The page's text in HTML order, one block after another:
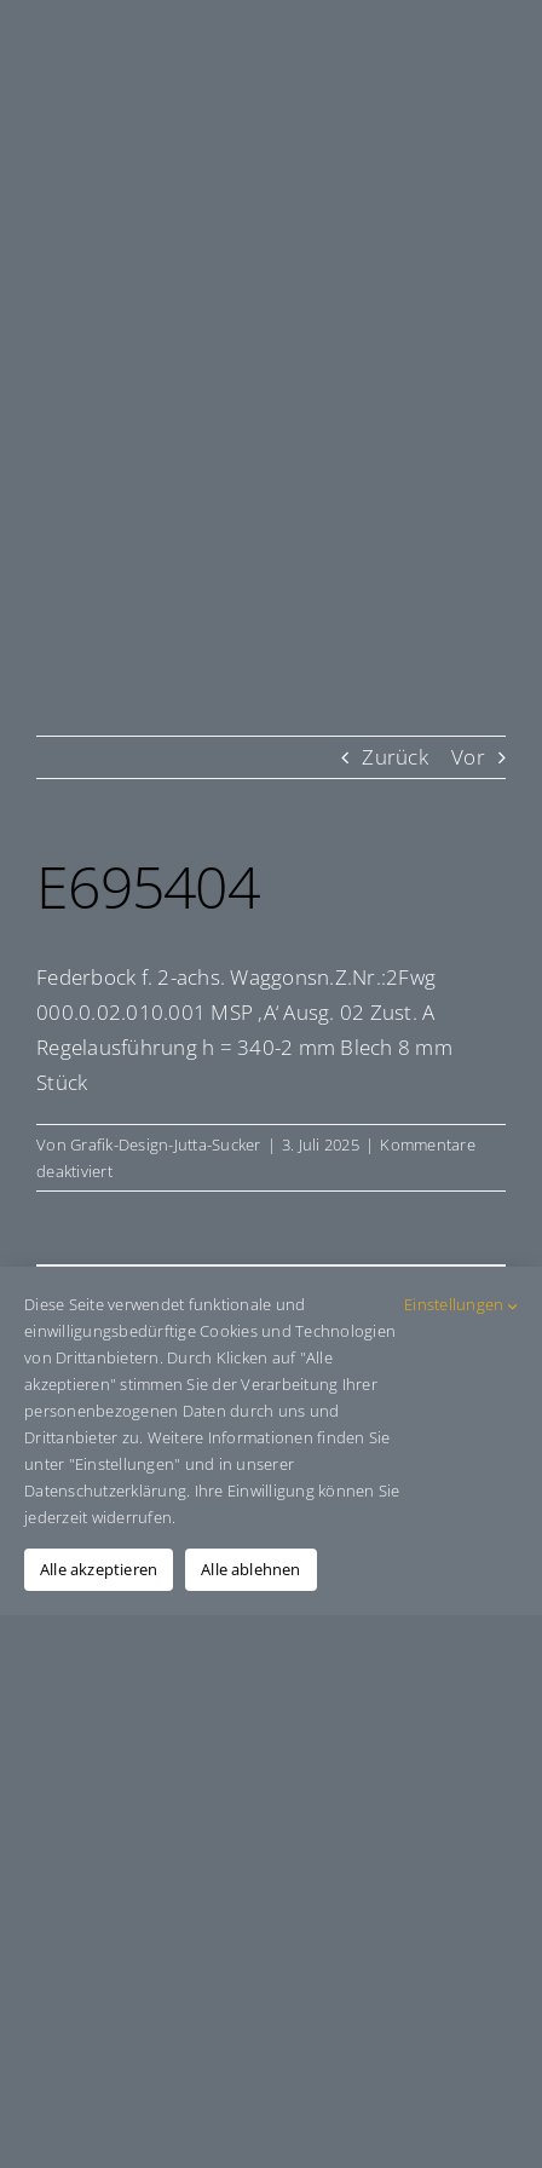
Zurück Vor
E695404
Federbock f. 2-achs. Waggonsn.Z.Nr.:2Fwg
000.0.02.010.001 MSP ‚A‘ Ausg. 02 Zust. A
Regelausführung h = 340-2 mm Blech 8 mm
Stück
VonGrafik-Design-Jutta-Sucker | 3. Juli 2025 | Kommentare
deaktiviertfür
E695404
Share This Story, Choose Your
Platform!
Facebook
X BlueskyRedditLinkedInWhatsAppTelegram
E-
Mail
Über den Autor:Grafik-Design-Jutta-Sucker
Diese Seite verwendet funktionale und
einwilligungsbedürftige Cookies und Technologien
von Drittanbietern. Durch Klicken auf "Alle
akzeptieren" stimmen Sie der Verarbeitung Ihrer
personenbezogenen Daten durch uns und
Drittanbieter zu. Weitere Informationen finden Sie
unter "Einstellungen" und in unserer
Datenschutzerklärung. Ihre Einwilligung können Sie
jederzeit widerrufen.
Einstellungen
Alle akzeptieren Alle ablehnen